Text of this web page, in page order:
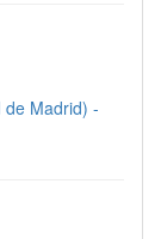
de Madrid) -